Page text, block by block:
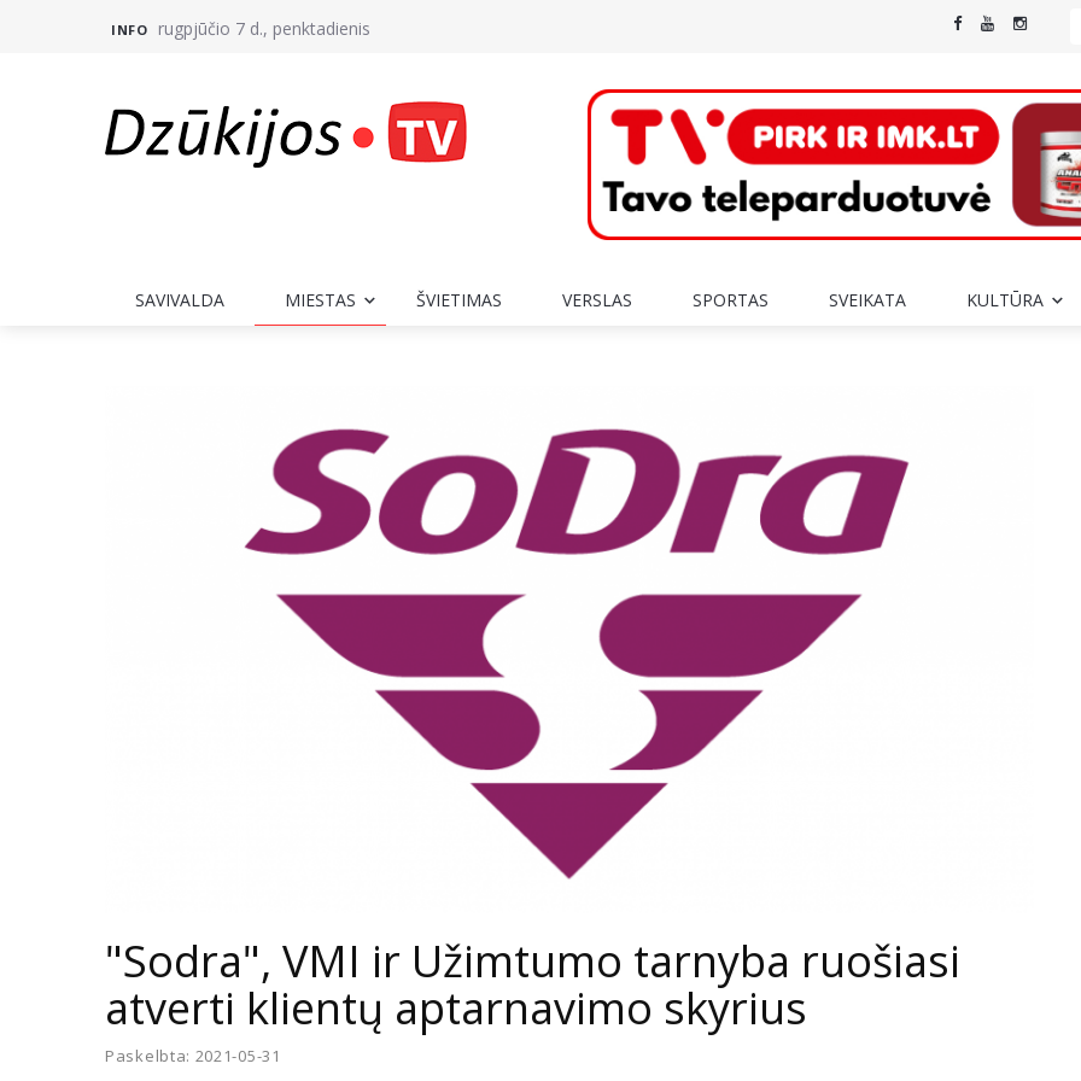
INFO rugpjūčio 7 d., penktadienis
SAVIVALDA MIESTAS ŠVIETIMAS VERSLAS SPORTAS SVEIKATA KULTŪRA
"Sodra", VMI ir Užimtumo tarnyba ruošiasi
atverti klientų aptarnavimo skyrius
Paskelbta: 2021-05-31